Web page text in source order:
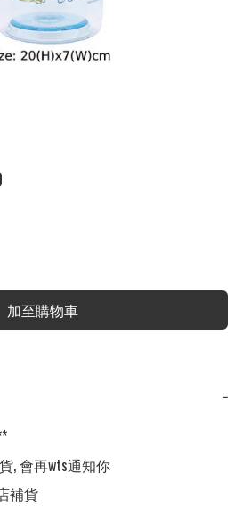
加至購物車
−
, 會再wts通知你
補貨